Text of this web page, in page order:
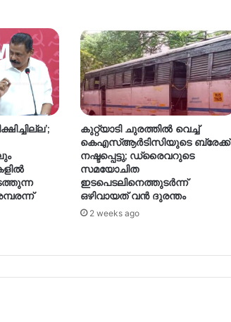
കുറ്റ്യാടി ചുരത്തിൽ വെച്ച്
കെഎസ്ആർടിസിയുടെ ബ്രേക്ക്
നഷ്ടപ്പെട്ടു; ഡ്രൈവറുടെ
സമയോചിത
ഇടപെടലിനെത്തുടർന്ന്
ഒഴിവായത് വൻ ദുരന്തം
2 weeks ago